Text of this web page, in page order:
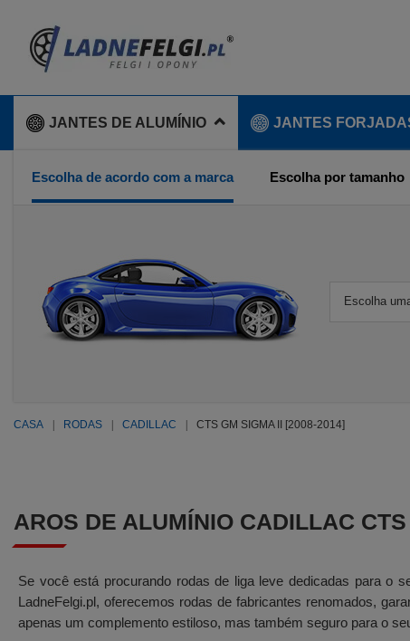
JANTES DE ALUMÍNIO JANTES
Escolha de acordo com a marca Escolha por tamanho
Escolha
CASA RODAS CADILLAC CTS GM SIGMA II [2008-2014]
AROS DE ALUMÍNIO CADILLAC
Se você está procurando rodas de liga leve dedicadas para o
LadneFelgi.pl, oferecemos rodas de fabricantes renomados,
apenas um complemento estiloso, mas também seguro para o